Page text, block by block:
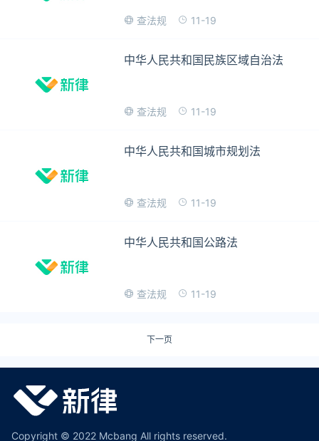
查法规 11-19
中华人民共和国民族区域自治法
查法规 11-19
中华人民共和国城市规划法
查法规 11-19
中华人民共和国公路法
查法规 11-19
下一页
Copyright © 2022 Mcbang All rights reserved.